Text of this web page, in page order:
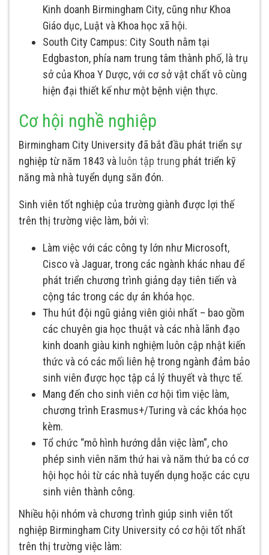
Kinh doanh Birmingham City, cũng như Khoa
Giáo dục, Luật và Khoa học xã hội.
South City Campus: City South nằm tại
Edgbaston, phía nam trung tâm thành phố, là trụ
sở của Khoa Y Dược, với cơ sở vật chất vô cùng
hiện đại thiết kế như một bệnh viện thực.
Cơ hội nghề nghiệp
Birmingham City University đã bắt đầu phát triển sự
nghiệp từ năm 1843 và luôn tập trung phát triển kỹ
năng mà nhà tuyển dụng săn đón.
Sinh viên tốt nghiệp của trường giành được lợi thế
trên thị trường việc làm, bởi vì:
Làm việc với các công ty lớn như Microsoft,
Cisco và Jaguar, trong các ngành khác nhau để
phát triển chương trình giảng dạy tiên tiến và
cộng tác trong các dự án khóa học.
Thu hút đội ngũ giảng viên giỏi nhất – bao gồm
các chuyên gia học thuật và các nhà lãnh đạo
kinh doanh giàu kinh nghiệm luôn cập nhật kiến
thức và có các mối liên hệ trong ngành đảm bảo
sinh viên được học tập cả lý thuyết và thực tế.
Mang đến cho sinh viên cơ hội tìm việc làm,
chương trình Erasmus+/Turing và các khóa học
kèm.
Tổ chức “mô hình hướng dẫn việc làm”, cho
phép sinh viên năm thứ hai và năm thứ ba có cơ
hội học hỏi từ các nhà tuyển dụng hoặc các cựu
sinh viên thành công.
Nhiều hội nhóm và chương trình giúp sinh viên tốt
nghiệp Birmingham City University có cơ hội tốt nhất
trên thị trường việc làm: